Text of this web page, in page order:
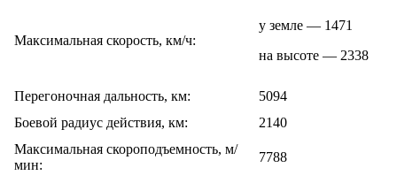
Максимальная скорость, км/ч:
у земле — 1471
на высоте — 2338
Перегоночная дальность, км:
5094
Боевой радиус действия, км:
2140
Максимальная скороподъемность, м/
мин:
7788